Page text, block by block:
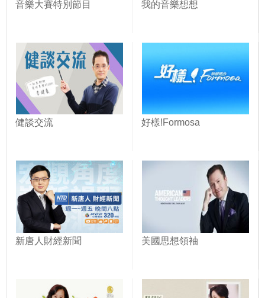
音樂大賽特別節目 我的音樂想想
健談交流 好樣!Formosa
新唐人財經新聞 美國思想領袖